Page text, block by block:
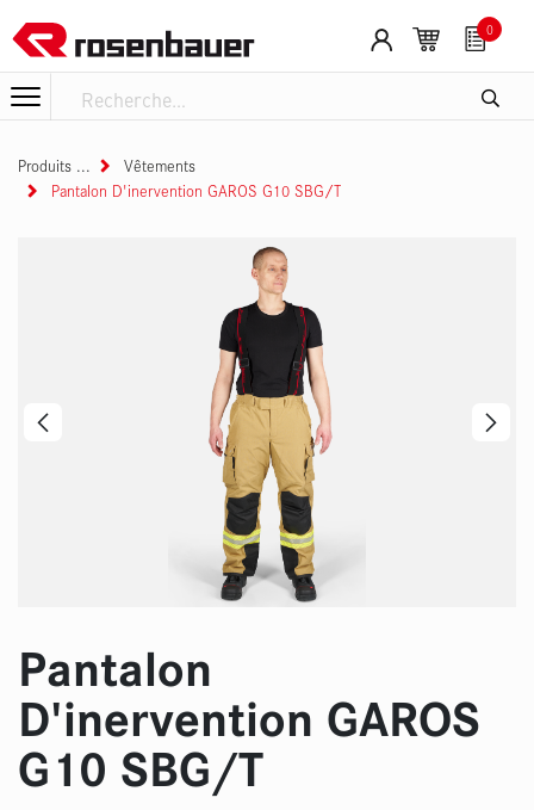
0
Produits
Vêtements
Pantalon D'inervention GAROS G10 SBG/T
Pantalon
D'inervention GAROS
G10 SBG/T